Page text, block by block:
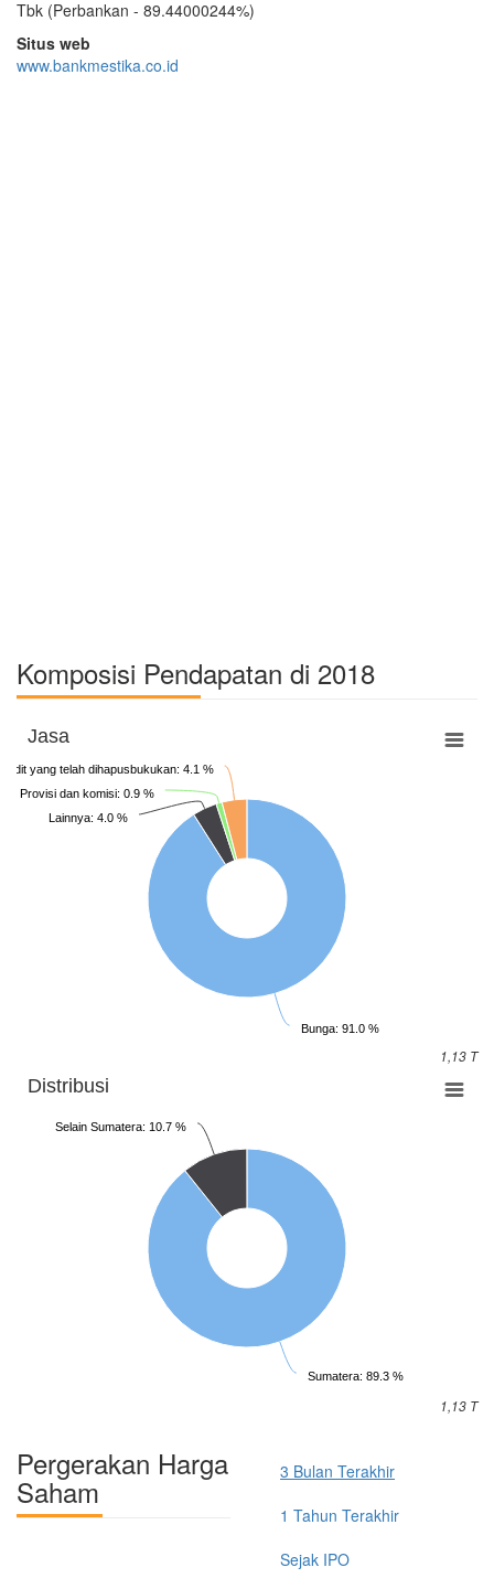
Tbk (Perbankan - 89.44000244%)
Situs web
www.bankmestika.co.id
Komposisi Pendapatan di 2018
Jasa
Bunga: 91.0 %
Lainnya: 4.0 %
Provisi dan komisi: 0.9 %
yang telah dihapusbukukan: 4.1 %
1,13 T
Distribusi
Sumatera: 89.3 %
Selain Sumatera: 10.7 %
1,13 T
Pergerakan Harga
Saham
3 Bulan Terakhir
1 Tahun Terakhir
Sejak IPO